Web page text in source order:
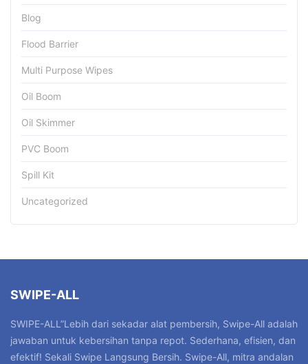
Blog
Flood Barrier
Multi Purpose Wipes
Oil Boom
Oil Skimmer
PVC Boom
Spill Kit
Uncategorized
SWIPE-ALL
SWIPE-ALL”Lebih dari sekadar alat pembersih, Swipe-All adalah
jawaban untuk kebersihan tanpa repot. Sederhana, efisien, dan
efektif! Sekali Swipe Langsung Bersih. Swipe-All, mitra andalan